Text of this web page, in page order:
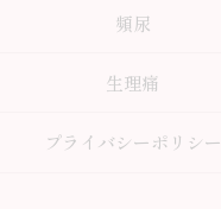
頻尿
生理痛
プライバシーポリシー